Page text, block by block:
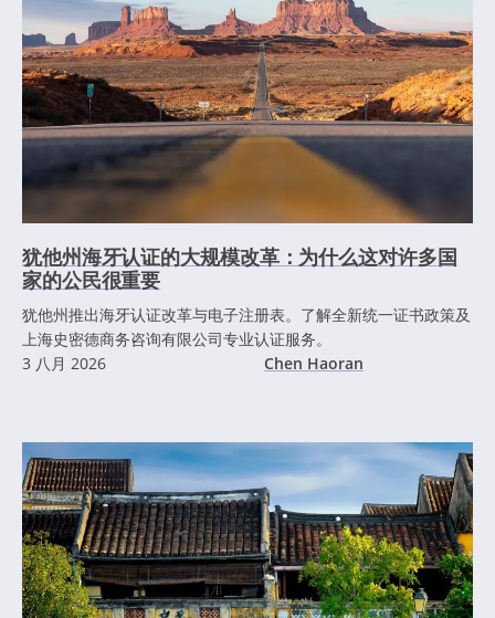
犹他州海牙认证的大规模改革：为什么这对许多国
家的公民很重要
犹他州推出海牙认证改革与电子注册表。了解全新统一证书政策及
上海史密德商务咨询有限公司专业认证服务。
3 八月 2026
Chen Haoran